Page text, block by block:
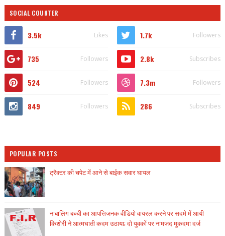
SOCIAL COUNTER
3.5k Likes 1.7k Followers
735 Followers 2.8k Subscribes
524 Followers 7.3m Followers
849 Followers 286 Subscribes
POPULAR POSTS
ट्रैक्टर की चपेट में आने से बाईक सवार घायल
नाबालिग बच्ची का आपत्तिजनक वीडियो वायरल करने पर सदमे में आयी
किशोरी ने आत्मघाती कदम उठाया; दो युवकों पर नामजद मुकदमा दर्ज